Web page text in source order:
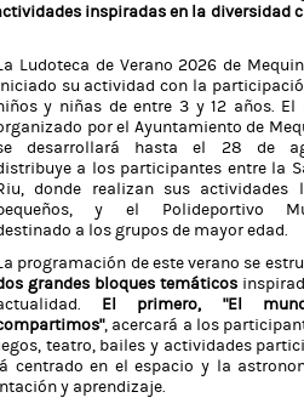
inspiradas en la diversidad
Ludoteca de Verano 2026 de
su actividad con la
y niñas de entre 3 y 12 años. El
por el Ayuntamiento de
desarrollará hasta el 28 de
a los participantes entre la
donde realizan sus actividades
y el Polideportivo
a los grupos de mayor edad.
programación de este verano se
grandes bloques temáticos
El primero, “El
, acercará a los
teatro, bailes y actividades
centrado en el espacio y la
y aprendizaje.